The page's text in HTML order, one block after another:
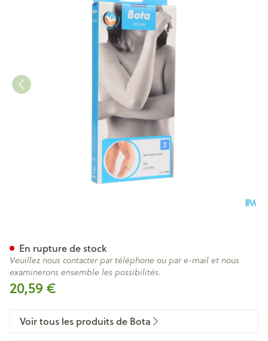
20,59 €
En rupture de stock
Veuillez nous contacter par téléphone ou par e-mail et nous
examinerons ensemble les possibilités.
Voir tous les produits de Bota